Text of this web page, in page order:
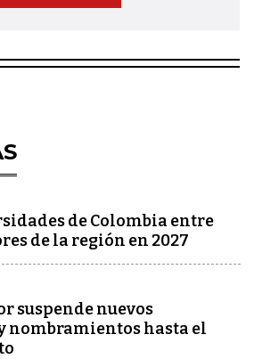
de Colombia entre
de la región en 2027
suspende nuevos
nombramientos hasta el